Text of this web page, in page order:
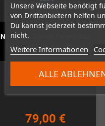
Unsere Webseite benötigt
von Drittanbietern helfen
Du kannst jederzeit
nicht.
Weitere Informationen
ALLE
Nintendo Switch Power Bay
Ethernet Adapter (Dock)
Schon fast ausverkauft
79,00 €